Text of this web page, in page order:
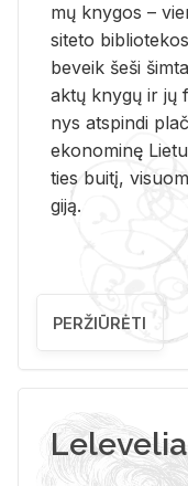
mų kny­gos –
si­te­to
be­veik šeši
aktų kny­gų ir jų
nys at­spin­di
eko­no­mi­nę
ties bui­tį,
gi­ją.
PERŽIŪRĖTI